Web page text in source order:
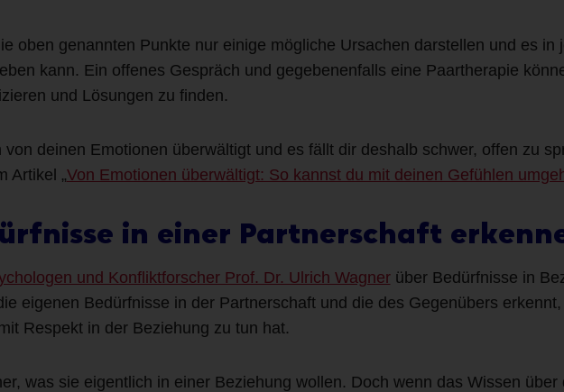
oben genannten Punkte nur einige mögliche Ursachen darstellen und es in
kann. Ein offenes Gespräch und gegebenenfalls eine Paartherapie
und Lösungen zu finden.
deinen Emotionen überwältigt und es fällt dir deshalb schwer, offen zu
Artikel „Von Emotionen überwältigt: So kannst du mit deinen Gefühlen
in einer Partnerschaft
und Konfliktforscher Prof. Dr. Ulrich Wagnerüber Bedürfnisse in
eigenen Bedürfnisse in der Partnerschaft und die des Gegenübers erkennt,
Respekt in der Beziehung zu tun hat.
was sie eigentlich in einer Beziehung wollen. Doch wenn das Wissen über